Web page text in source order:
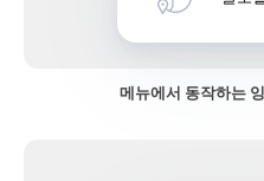
메뉴에서 동작하는